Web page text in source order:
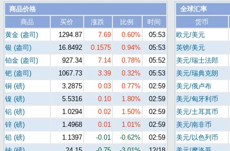
商品价格
商品
买价 涨跌 比例
时间
黄金 (盎司)
1294.87 7.69 0.60%
05:53
银 (盎司)
16.8492 0.1575 0.94%
05:53
铂金 (盎司)
927.34 7.14 0.78%
05:52
钯 (盎司)
1067.73 3.39 0.32%
05:53
铜 (磅)
3.2875 0.03 0.77%
02:59
镍 (磅)
5.5316 0.10 1.80%
02:59
铝 (磅)
1.0294 0.02 1.50%
02:59
锌 (磅)
1.4968 0.01 1.01%
02:59
铅 (磅)
1.1397 -0.01 -0.62%
02:59
全球汇率
货币
欧元/美元
英镑/美元
美元/瑞士法郎
美元/瑞典克朗
美元/俄卢布
美元/匈牙利币
美元/土耳其币
美元/南非币
美元/以色列币